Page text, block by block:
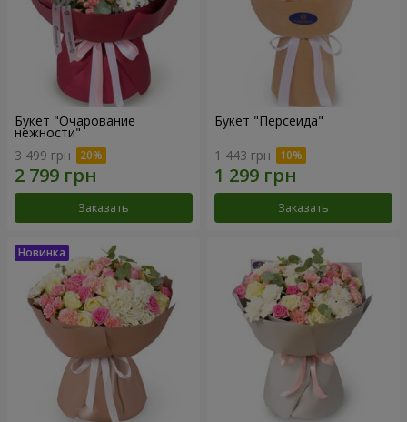
Букет "Очарование
нежности"
3 499 грн
Заказать
Букет "Персеида"
1 443 грн
Заказать